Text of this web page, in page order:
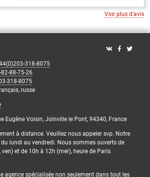
Voir plus d'avis
318-8075
88-75-26
318-8075
russe
Eugène Voisin, Joinville le Pont, 94340, France
à distance. Veuillez nous appeler svp. Notre
lundi au vendredi. Nous sommes ouverts de
ven) et de 10h à 12h (mer), heure de Paris
agence spécialisée non seulement dans tout les